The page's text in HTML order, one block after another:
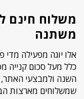
משלוח חינם
משתנה
אלו יוגה מפעילה
כלל מעל סכום
השנה ולמבצעי
שמשלוחים מארצות